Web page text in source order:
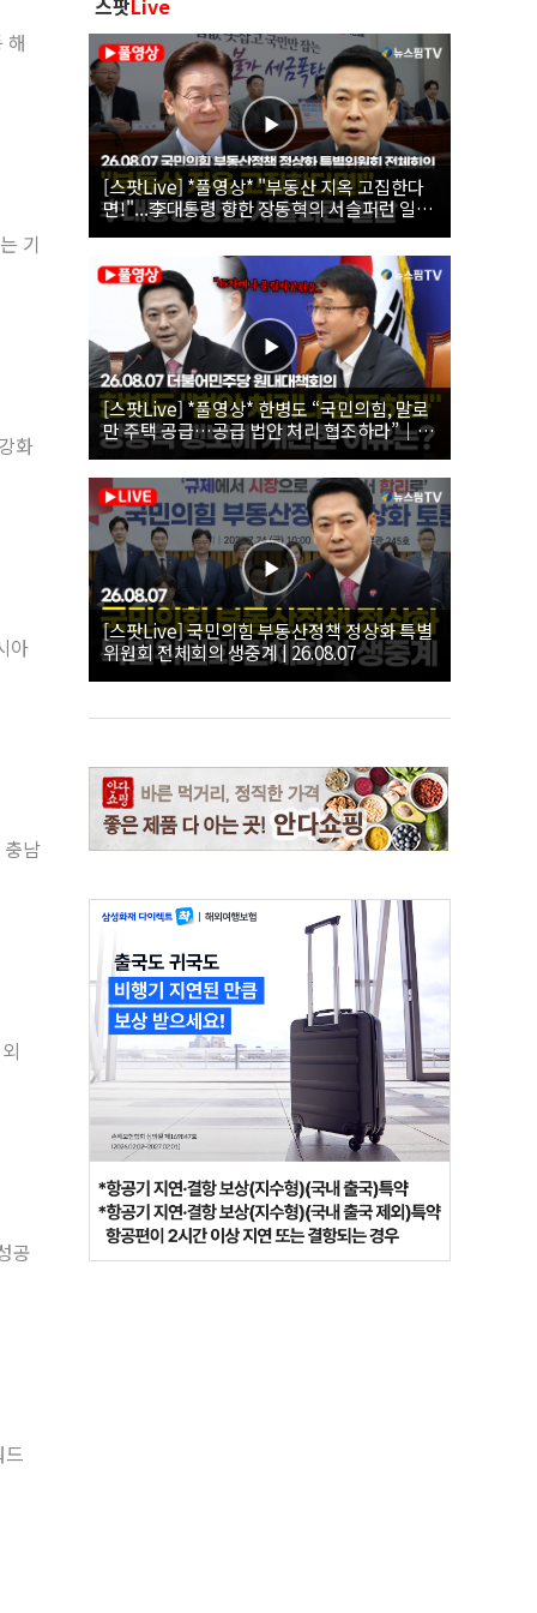
해
기
화
아
남
공
스팟Live
[스팟Live] *풀영상* "부동산 지옥 고집한다
면!"...李대통령 향한 장동혁의 서슬퍼런 일갈
| 26.08.07 국민의힘 부동산정책 정상화 특별
위원회 전체회의
[스팟Live] *풀영상* 한병도 “국민의힘, 말로
만 주택 공급…공급 법안 처리 협조하라”｜
26.08.07 더불어민주당 원내대책회의
[스팟Live] 국민의힘 부동산정책 정상화 특별
위원회 전체회의 생중계 | 26.08.07